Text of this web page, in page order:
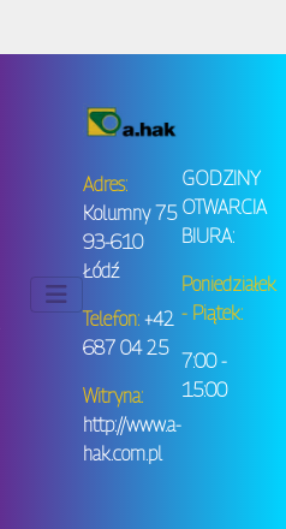
Adres:
Kolumny 75
93-610
Łódź
Telefon: +42
687 04 25
Witryna:
http://www.a-
hak.com.pl
GODZINY
OTWARCIA
BIURA:
Poniedziałek
- Piątek:
7:00 -
15:00